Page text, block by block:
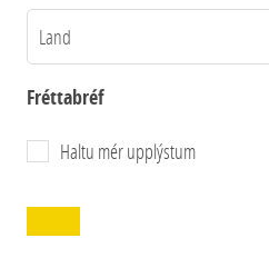
Fréttabréf
Haltu mér upplýstum